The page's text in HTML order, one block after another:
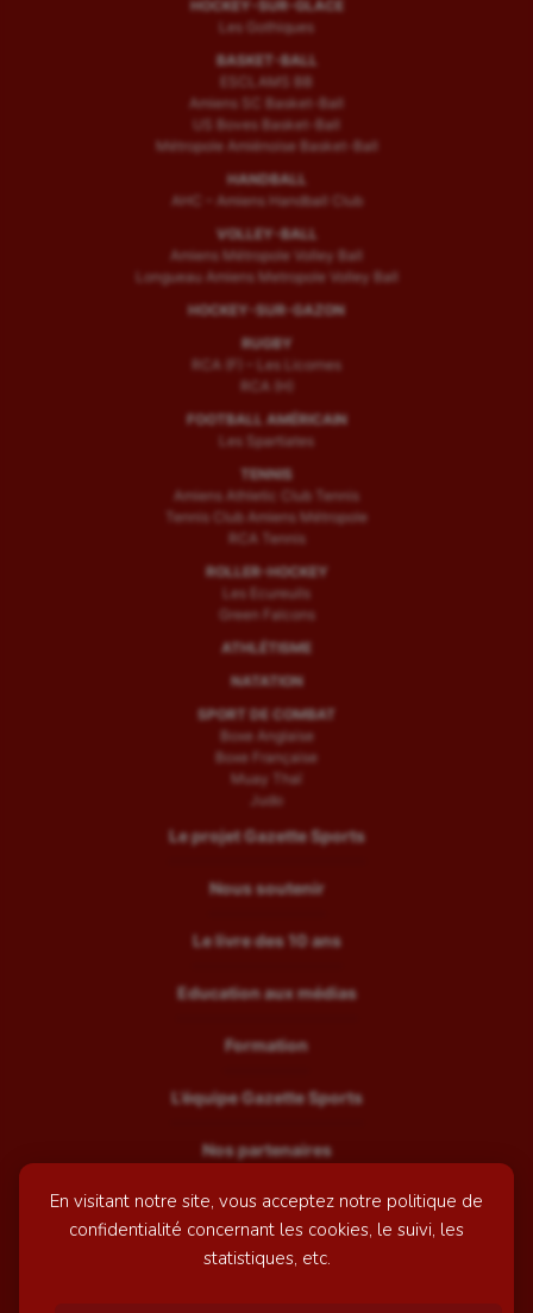
En visitant notre site, vous acceptez notre politique de
confidentialité concernant les cookies, le suivi, les
statistiques, etc.
HOCKEY-SUR-GLACE
Les Gothiques
BASKET-BALL
ESCLAMS BB
Amiens SC Basket-Ball
US Boves Basket-Ball
Métropole Amiénoise Basket-Ball
HANDBALL
AHC – Amiens Handball Club
VOLLEY-BALL
Amiens Métropole Volley Ball
Longueau Amiens Metropole Volley Ball
HOCKEY-SUR-GAZON
RUGBY
RCA (F) – Les Licornes
RCA (H)
FOOTBALL AMÉRICAIN
Les Spartiates
TENNIS
Amiens Athletic Club Tennis
Tennis Club Amiens Métropole
RCA Tennis
ROLLER-HOCKEY
Les Ecureuils
Green Falcons
ATHLÉTISME
NATATION
SPORT DE COMBAT
Boxe Anglaise
Boxe Française
Muay Thaï
Judo
Le projet Gazette Sports
Nous soutenir
Le livre des 10 ans
Education aux médias
Formation
L’équipe Gazette Sports
Nos partenaires
Recrutement
Mentions légales